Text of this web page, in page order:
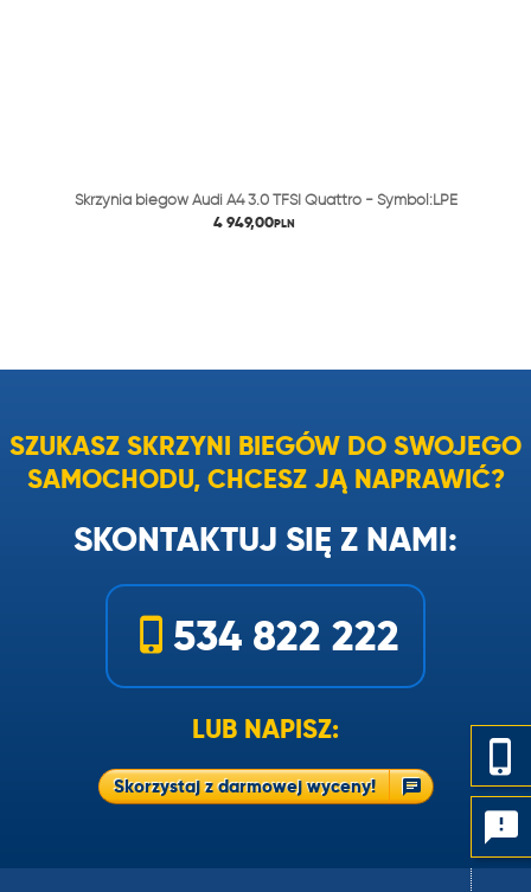
Skrzynia biegów Audi A4 3.0 TFSI Quattro - Symbol:LPE
4 949,00PLN
SZUKASZ SKRZYNI BIEGÓW DO SWOJEGO
SAMOCHODU, CHCESZ JĄ NAPRAWIĆ?
SKONTAKTUJ SIĘ Z NAMI:
534 822 222
LUB NAPISZ:
Skorzystaj z darmowej wyceny!